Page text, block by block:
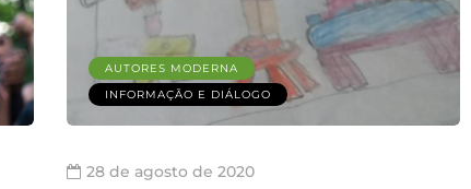
AUTORES MODERNA
INFORMAÇÃO E DIÁLOGO
28 de agosto de 2020